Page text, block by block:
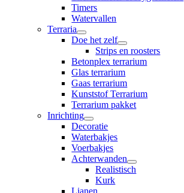
Timers
Watervallen
Terraria
Doe het zelf
Strips en roosters
Betonplex terrarium
Glas terrarium
Gaas terrarium
Kunststof Terrarium
Terrarium pakket
Inrichting
Decoratie
Waterbakjes
Voerbakjes
Achterwanden
Realistisch
Kurk